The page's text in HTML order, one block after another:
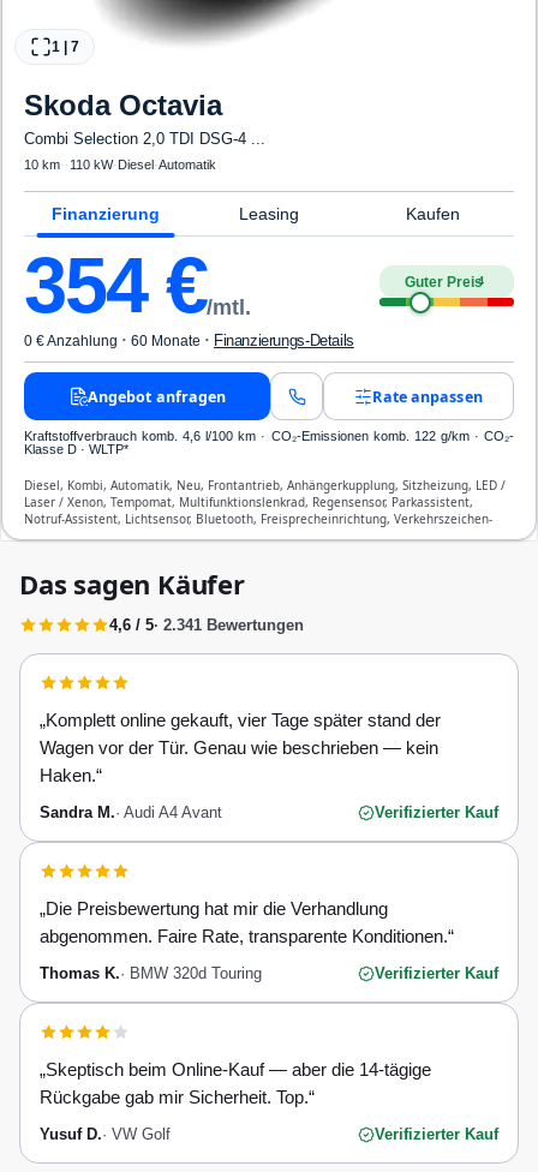
1 7
Skoda Octavia
Combi Selection 2,0 TDI DSG-4 ...
10 km· · 110 kW· Diesel·Automatik
Finanzierung Leasing Kaufen
354€/mtl.
Guter Preis4
0 € Anzahlung · 60 Monate · Finanzierungs-Details
Angebot anfragen Rate anpassen
Kraftstoffverbrauch komb. 4,6 l/100 km · CO₂-Emissionen komb. 122 g/km · CO₂-
Klasse D · WLTP*
Diesel, Kombi, Automatik, Neu, Frontantrieb, Anhängerkupplung, Sitzheizung, LED /
Laser / Xenon, Tempomat, Multifunktionslenkrad, Regensensor, Parkassistent,
Notruf-Assistent, Lichtsensor, Bluetooth, Freisprecheinrichtung, Verkehrszeichen-
Erkennung, Klimatisierung, Front-, Seiten- und weitere Airbags
Das sagen Käufer
4,6 / 5· 2.341 Bewertungen
„Komplett online gekauft, vier Tage später stand der
Wagen vor der Tür. Genau wie beschrieben — kein
Haken.“
Sandra M.· Audi A4 Avant Verifizierter Kauf
„Die Preisbewertung hat mir die Verhandlung
abgenommen. Faire Rate, transparente Konditionen.“
Thomas K.· BMW 320d Touring Verifizierter Kauf
„Skeptisch beim Online-Kauf — aber die 14-tägige
Rückgabe gab mir Sicherheit. Top.“
Yusuf D.· VW Golf Verifizierter Kauf